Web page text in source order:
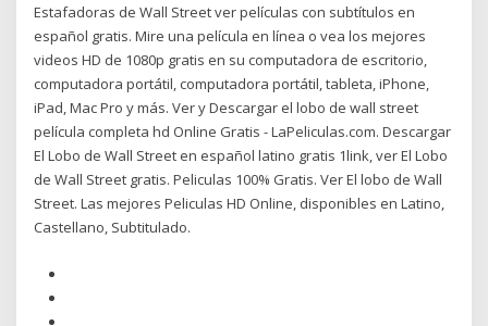
Estafadoras de Wall Street ver películas con subtítulos en
español gratis. Mire una película en línea o vea los mejores
videos HD de 1080p gratis en su computadora de escritorio,
computadora portátil, computadora portátil, tableta, iPhone,
iPad, Mac Pro y más. Ver y Descargar el lobo de wall street
película completa hd Online Gratis - LaPeliculas.com. Descargar
El Lobo de Wall Street en español latino gratis 1link, ver El Lobo
de Wall Street gratis. Peliculas 100% Gratis. Ver El lobo de Wall
Street. Las mejores Peliculas HD Online, disponibles en Latino,
Castellano, Subtitulado.